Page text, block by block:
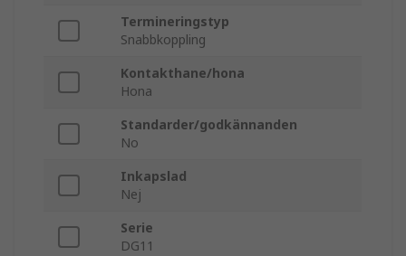
Termineringstyp
Snabbkoppling
Kontakthane/hona
Hona
Standarder/godkännanden
No
Inkapslad
Nej
Serie
DG11